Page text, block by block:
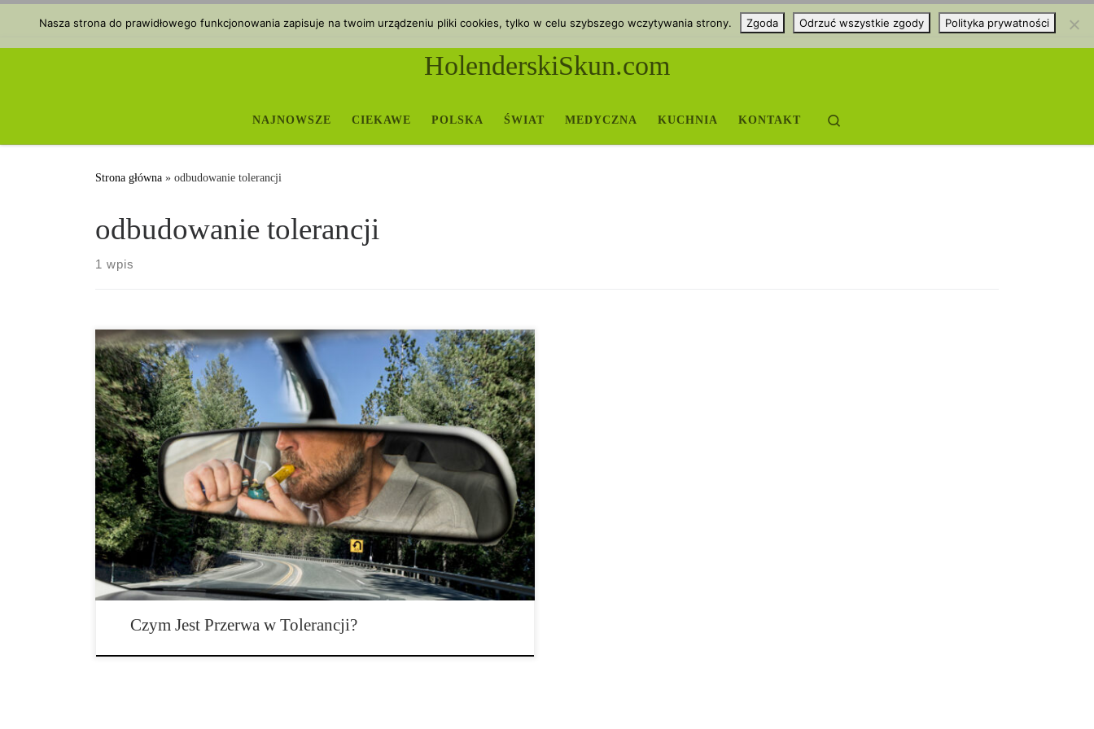
Przejdź do treści
HolenderskiSkun.com
NAJNOWSZE CIEKAWE POLSKA ŚWIAT MEDYCZNA KUCHNIA KONTAKT
Strona główna » odbudowanie tolerancji
odbudowanie tolerancji
1 wpis
Może to być zaskoczeniem dla nowych palaczy, ale czasami odpowiedzią na dylemat,
kiedy twój zwykły pączek nie daje ci tak mocnych efektów jak chcesz, jest przerwa w
tolerancji. Czym właściwie jest przerwa w tolerancji? To ostatnia rzecz, którą
ktokolwiek chciałby usłyszeć, ale nikt nie chce wyrzucać pieniędzy, paląc więcej
marihuany za słabsze efekty. Podobnie jak w przypadku wielu różnych substancji, […]
Czym Jest Przerwa w Tolerancji?
Nasza strona do prawidłowego funkcjonowania zapisuje na twoim urządzeniu pliki cookies, tylko w celu szybszego wczytywania strony. Zgoda Odrzuć wszystkie zgody Polityka prywatności